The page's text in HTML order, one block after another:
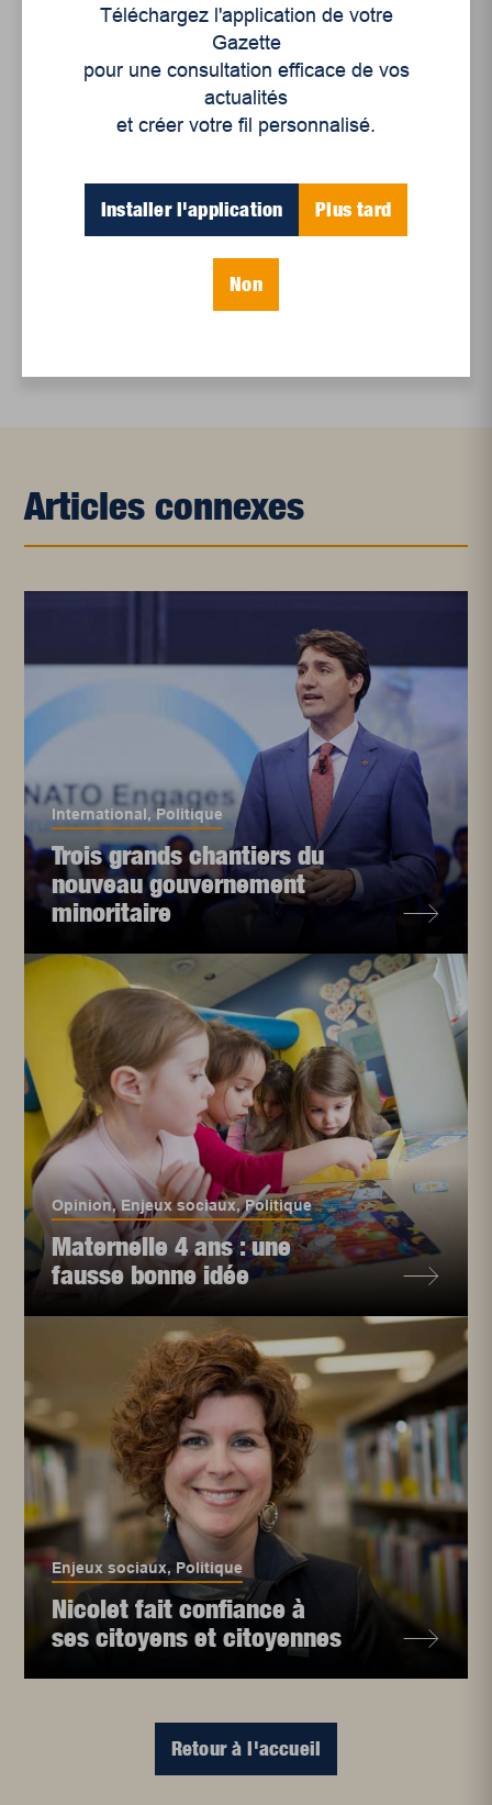
Et les politiques peinent à suivre
Le sommeil, nouveau défi de santé publique
Mots-clés
élections provinciales 2022
Articles connexes
International,Politique
Trois grands chantiers du
nouveau gouvernement
minoritaire
Opinion,Enjeux sociaux,Politique
Maternelle 4 ans : une
fausse bonne idée
Enjeux sociaux, Politique
Nicolet fait confiance à
ses citoyens et citoyennes
Retour à l'accueil
Téléchargez l'application de votre
Gazette
pour une consultation efficace de vos
actualités
et créer votre fil personnalisé.
Installer l'application Plus tard
Non